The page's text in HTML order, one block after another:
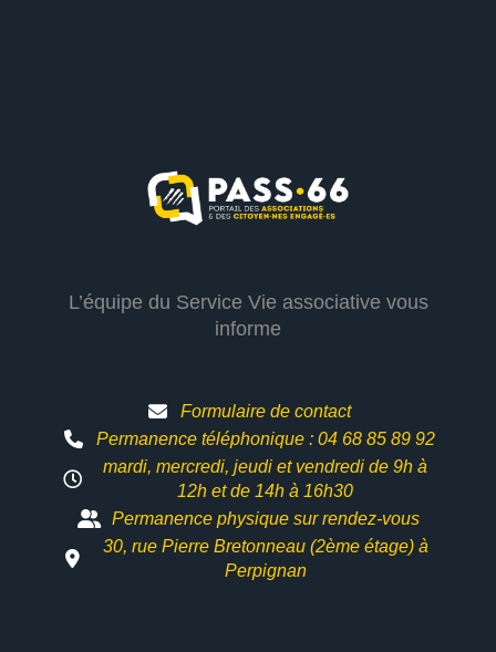
L’équipe du Service Vie associative vous
informe
Formulaire de contact
Permanence téléphonique : 04 68 85 89 92
mardi, mercredi, jeudi et vendredi de 9h à
12h etde 14h à 16h30
Permanence physique sur rendez-vous
30, rue Pierre Bretonneau (2ème étage) à
Perpignan